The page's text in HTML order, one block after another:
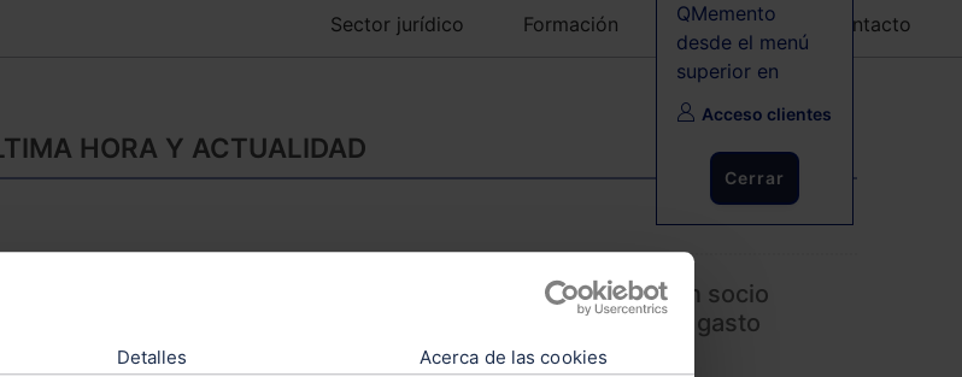
Detalles Acerca de las cookies
QMemento
desde el menú
superior en
Acceso clientes
Cerrar
Sector jurídico Formación Agenda Contacto
HORA Y ACTUALIDAD
La retribución abonada por la sociedad a un socio
mayoritario no administrador puede ser un gasto
deducible, según el TS